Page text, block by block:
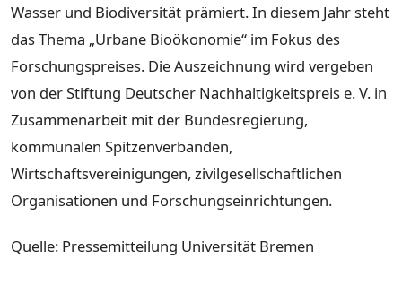
Wasser und Biodiversität prämiert. In diesem Jahr steht
das Thema „Urbane Bioökonomie“ im Fokus des
Forschungspreises. Die Auszeichnung wird vergeben
von der Stiftung Deutscher Nachhaltigkeitspreis e. V. in
Zusammenarbeit mit der Bundesregierung,
kommunalen Spitzenverbänden,
Wirtschaftsvereinigungen, zivilgesellschaftlichen
Organisationen und Forschungseinrichtungen.
Quelle: Pressemitteilung Universität Bremen